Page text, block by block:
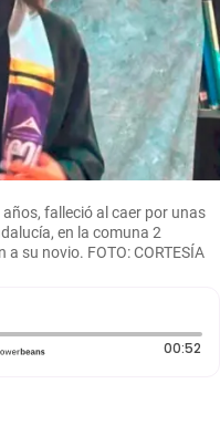
falleció al caer por unas
en la comuna 2
su novio. FOTO: CORTESÍA
segundos 00:52